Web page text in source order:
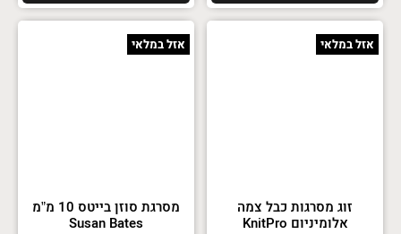
אזל במלאי
זוג מסרגות כבל צמה
אלומיניום KnitPro
אזל במלאי
מסרגת סוזן בייטס 10 מ”מ
Susan Bates